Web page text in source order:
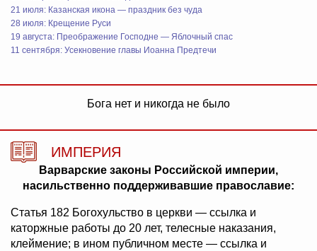
21 июля: Казанская икона — праздник без чуда
28 июля: Крещение Руси
19 августа: Преображение Господне — Яблочный спас
11 сентября: Усекновение главы Иоанна Предтечи
Бога нет и никогда не было
ИМПЕРИЯ
Варварские законы Российской империи,
насильственно поддерживавшие православие:
Статья 182 Богохульство в церкви — ссылка и
каторжные работы до 20 лет, телесные наказания,
клеймение; в ином публичном месте — ссылка и